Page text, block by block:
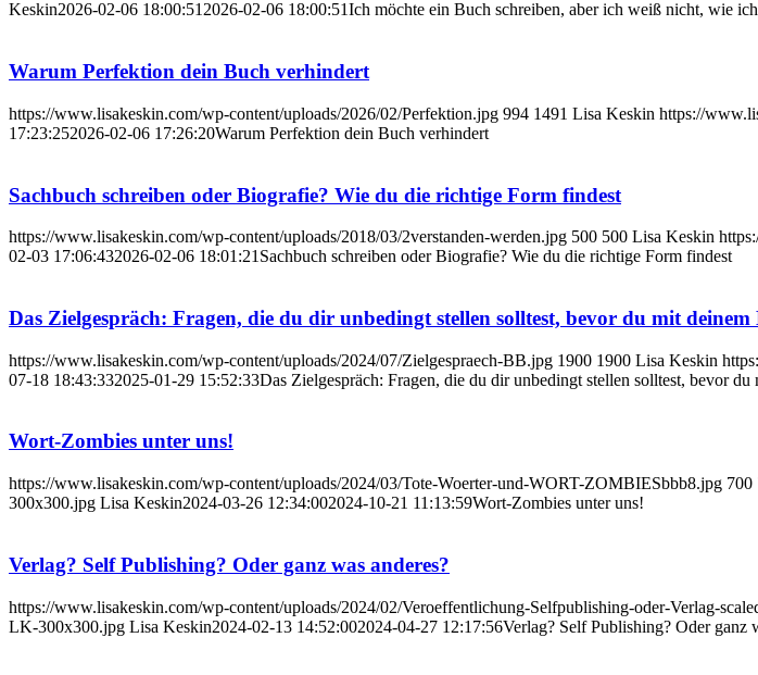
Keskin2026-02-06 18:00:512026-02-06 18:00:51Ich möchte ein Buch schreiben, aber ich weiß nicht, wie
Warum Perfektion dein Buch verhindert
https://www.lisakeskin.com/wp-content/uploads/2026/02/Perfektion.jpg 994 1491 Lisa Keskin https://
17:23:252026-02-06 17:26:20Warum Perfektion dein Buch verhindert
Sachbuch schreiben oder Biografie? Wie du die richtige Form findest
https://www.lisakeskin.com/wp-content/uploads/2018/03/2verstanden-werden.jpg 500 500 Lisa Keskin
02-03 17:06:432026-02-06 18:01:21 Sachbuch schreiben oder Biografie? Wie du die richtige Form findest
Das Zielgespräch: Fragen, die du dir unbedingt stellen solltest, bevor du mit deinem
https://www.lisakeskin.com/wp-content/uploads/2024/07/Zielgespraech-BB.jpg 1900 1900 Lisa Keskin
07-18 18:43:332025-01-29 15:52:33Das Zielgespräch: Fragen, die du dir unbedingt stellen solltest, bevor
Wort-Zombies unter uns!
https://www.lisakeskin.com/wp-content/uploads/2024/03/Tote-Woerter-und-WORT-ZOMBIESbbb8.jpg 700
300x300.jpg Lisa Keskin2024-03-26 12:34:002024-10-21 11:13:59Wort-Zombies unter uns!
Verlag? Self Publishing? Oder ganz was anderes?
https://www.lisakeskin.com/wp-content/uploads/2024/02/Veroeffentlichung-Selfpublishing-oder-Verlag-
LK-300x300.jpg Lisa Keskin2024-02-13 14:52:002024-04-27 12:17:56Verlag? Self Publishing? Oder ganz